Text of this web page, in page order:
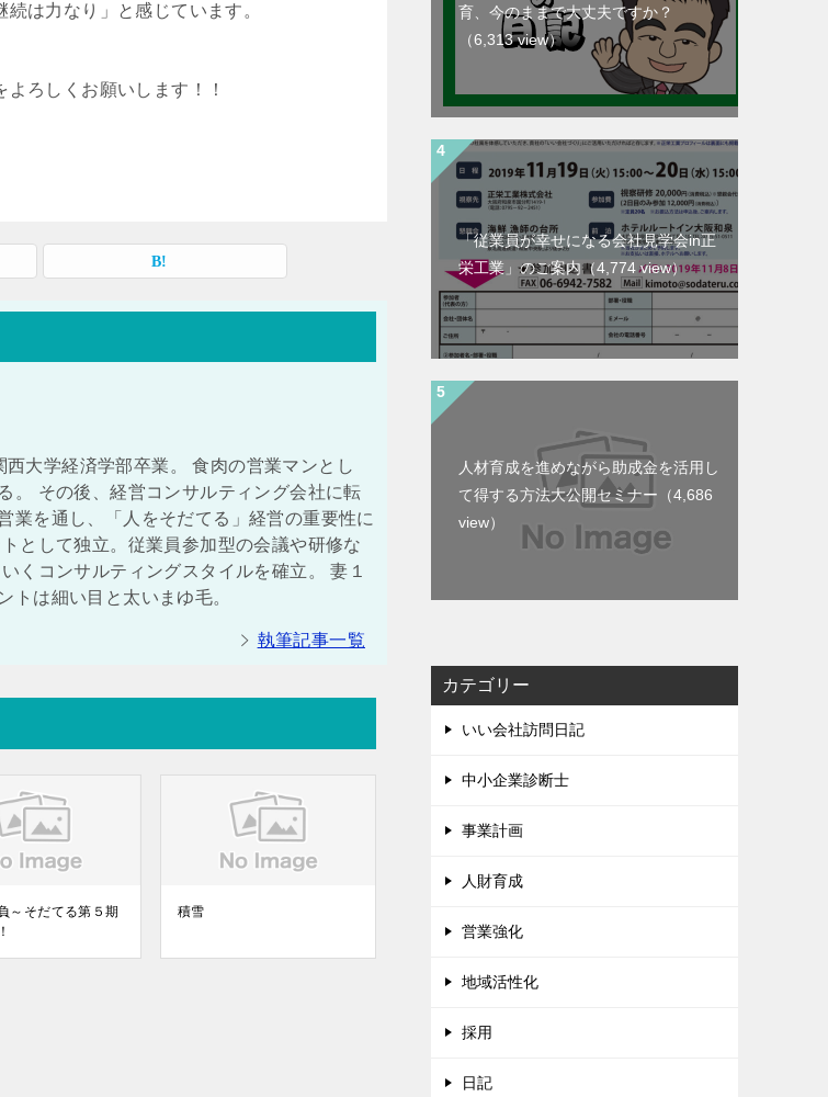
は力なり」と感じています。
ろしくお願いします！！
大学経済学部卒業。 食肉の営業マンとし
。 その後、経営コンサルティング会社に転
業を通し、「人をそだてる」経営の重要性に
として独立。従業員参加型の会議や研修な
くコンサルティングスタイルを確立。 妻１
トは細い目と太いまゆ毛。
執筆記事一覧
～そだてる第５期
積雪
育、今のままで大丈夫ですか？
（6,313 view）
「従業員が幸せになる会社見学会in正
栄工業」のご案内（4,774 view）
人材育成を進めながら助成金を活用し
て得する方法大公開セミナー （4,686
view）
カテゴリー
いい会社訪問日記
中小企業診断士
事業計画
人財育成
営業強化
地域活性化
採用
日記